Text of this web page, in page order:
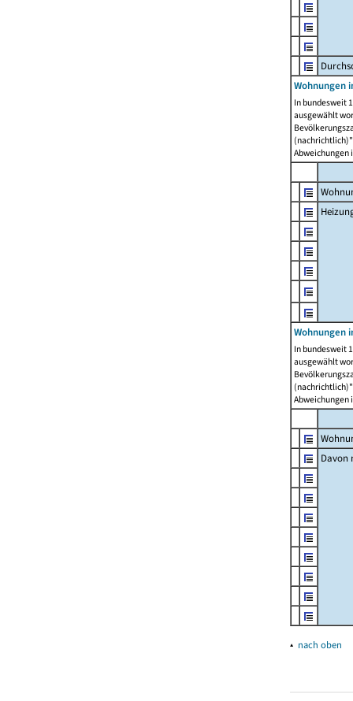
Wohnungen
In bundesweit
ausgewählt
Abweichungen
Wohnungen
In bundesweit
ausgewählt
Abweichungen
Davon
▴ nach oben